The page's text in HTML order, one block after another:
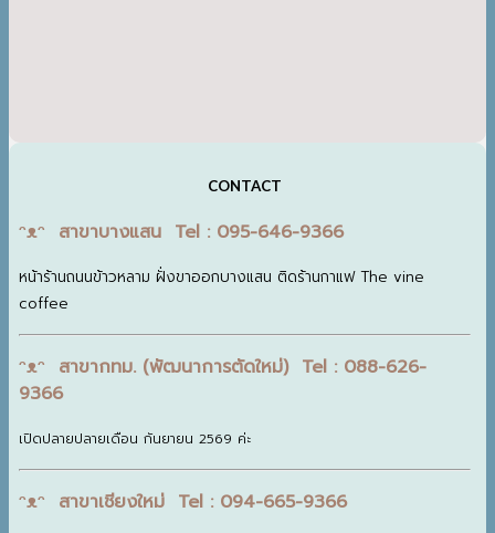
CONTACT
ᵔᴥᵔ สาขาบางแสน Tel : 095-646-9366
หน้าร้านถนนข้าวหลาม ฝั่งขาออกบางแสน ติดร้านกาแฟ The vine
coffee
ᵔᴥᵔ สาขากทม. (พัฒนาการตัดใหม่) Tel : 088-626-
9366
เปิดปลายปลายเดือน กันยายน 2569 ค่ะ
ᵔᴥᵔ สาขาเชียงใหม่ Tel : 094-665-9366